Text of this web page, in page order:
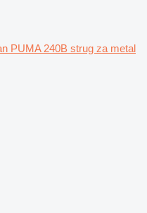
PUMA 240B strug za metal